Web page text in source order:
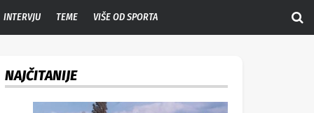
INTERVJU TEME VIŠE OD SPORTA
NAJČITANIJE